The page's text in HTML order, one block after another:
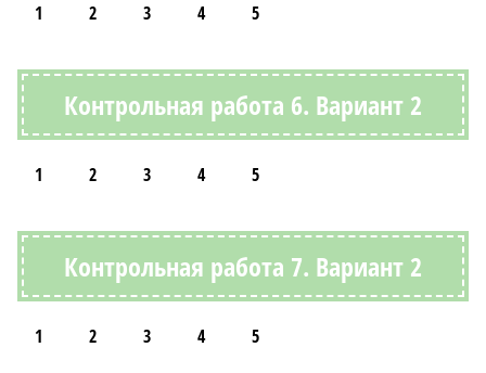
1 2 3 4 5
Контрольная работа 6. Вариант 2
1 2 3 4 5
Контрольная работа 7. Вариант 2
1 2 3 4 5